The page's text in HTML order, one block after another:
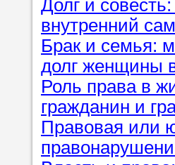
советам,
репетитора
Совет 2.
Долг и
внутренний
Брак и семья:
долг женщины
Роль права в
гражданин и
Правовая или